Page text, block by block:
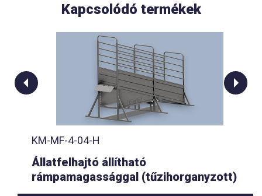
Kapcsolódó termékek
KM-MF-4-04-H
Állatfelhajtó állítható
rámpamagassággal (tűzihorganyzott)